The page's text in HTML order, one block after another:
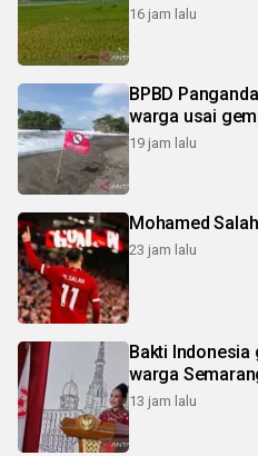
16 jam lalu
BPBD
warga usai
19 jam lalu
Mohamed
23 jam lalu
Bakti
warga
13 jam lalu